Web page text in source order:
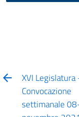
XVI Legislatura
Convocazione
settimanale